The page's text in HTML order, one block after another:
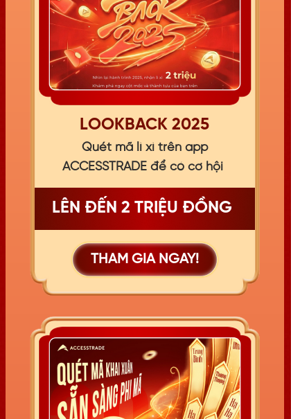
LOOKBACK 2025
LÊN ĐẾN 2 TRIỆU ĐỒNG
THAM GIA NGAY!
Quét mã lì xì trên app
ACCESSTRADE để có cơ hội